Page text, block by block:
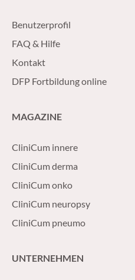
Benutzerprofil
FAQ & Hilfe
Kontakt
DFP Fortbildung online
MAGAZINE
CliniCum innere
CliniCum derma
CliniCum onko
CliniCum neuropsy
CliniCum pneumo
UNTERNEHMEN